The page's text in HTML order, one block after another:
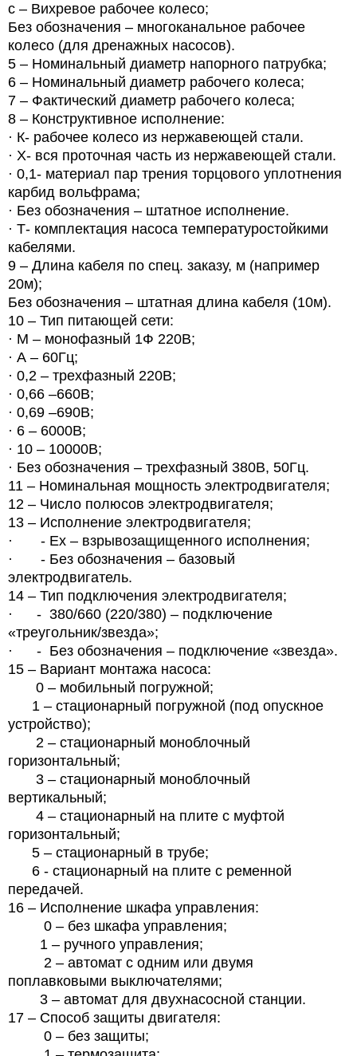
с – Вихревое рабочее колесо;
Без обозначения – многоканальное рабочее
колесо (для дренажных насосов).
5 – Номинальный диаметр напорного патрубка;
6 – Номинальный диаметр рабочего колеса;
7 – Фактический диаметр рабочего колеса;
8 – Конструктивное исполнение:
· К- рабочее колесо из нержавеющей стали.
· Х- вся проточная часть из нержавеющей стали.
· 0,1- материал пар трения торцового уплотнения
карбид вольфрама;
· Без обозначения – штатное исполнение.
· Т- комплектация насоса температуростойкими
кабелями.
9 – Длина кабеля по спец. заказу, м (например
20м);
Без обозначения – штатная длина кабеля (10м).
10 – Тип питающей сети:
· М – монофазный 1Ф 220В;
· А – 60Гц;
· 0,2 – трехфазный 220В;
· 0,66 –660В;
· 0,69 –690В;
· 6 – 6000В;
· 10 – 10000В;
· Без обозначения – трехфазный 380В, 50Гц.
11 – Номинальная мощность электродвигателя;
12 – Число полюсов электродвигателя;
13 – Исполнение электродвигателя;
· - Ех – взрывозащищенного исполнения;
· - Без обозначения – базовый
электродвигатель.
14 – Тип подключения электродвигателя;
· - 380/660 (220/380) – подключение
«треугольник/звезда»;
· - Без обозначения – подключение «звезда».
15 – Вариант монтажа насоса:
0 – мобильный погружной;
1 – стационарный погружной (под опускное
устройство);
2 – стационарный моноблочный
горизонтальный;
3 – стационарный моноблочный
вертикальный;
4 – стационарный на плите с муфтой
горизонтальный;
5 – стационарный в трубе;
6 - стационарный на плите с ременной
передачей.
16 – Исполнение шкафа управления:
0 – без шкафа управления;
1 – ручного управления;
2 – автомат с одним или двумя
поплавковыми выключателями;
3 – автомат для двухнасосной станции.
17 – Способ защиты двигателя:
0 – без защиты;